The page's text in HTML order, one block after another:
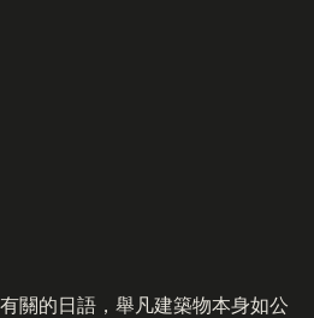
關的日語，舉凡建築物本身如公